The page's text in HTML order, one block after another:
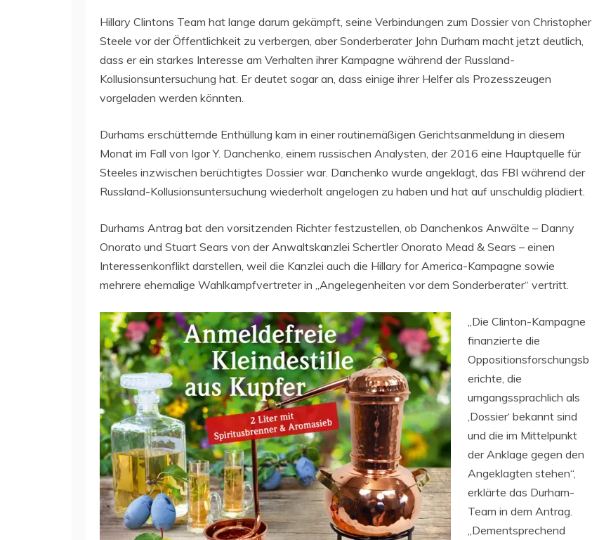
Hillary Clintons Team hat lange darum gekämpft, seine Verbindungen zum Dossier von Christopher
Steele vor der Öffentlichkeit zu verbergen, aber Sonderberater John Durham macht jetzt deutlich,
dass er ein starkes Interesse am Verhalten ihrer Kampagne während der Russland-
Kollusionsuntersuchung hat. Er deutet sogar an, dass einige ihrer Helfer als Prozesszeugen
vorgeladen werden könnten.
Durhams erschütternde Enthüllung kam in einer routinemäßigen Gerichtsanmeldung in diesem
Monat im Fall von Igor Y. Danchenko, einem russischen Analysten, der 2016 eine Hauptquelle für
Steeles inzwischen berüchtigtes Dossier war. Danchenko wurde angeklagt, das FBI während der
Russland-Kollusionsuntersuchung wiederholt angelogen zu haben und hat auf unschuldig plädiert.
Durhams Antrag bat den vorsitzenden Richter festzustellen, ob Danchenkos Anwälte – Danny
Onorato und Stuart Sears von der Anwaltskanzlei Schertler Onorato Mead & Sears – einen
Interessenkonflikt darstellen, weil die Kanzlei auch die Hillary for America-Kampagne sowie
mehrere ehemalige Wahlkampfvertreter in „Angelegenheiten vor dem Sonderberater“ vertritt.
„Die Clinton-Kampagne
finanzierte die
Oppositionsforschungsb
erichte, die
umgangssprachlich als
‚Dossier‘ bekannt sind
und die im Mittelpunkt
der Anklage gegen den
Angeklagten stehen“,
erklärte das Durham-
Team in dem Antrag.
„Dementsprechend